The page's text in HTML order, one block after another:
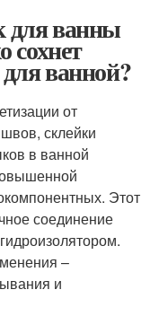
для ванны
сохнет
ванной?
от
склейки
в ванной
Этот
соединение
–
и